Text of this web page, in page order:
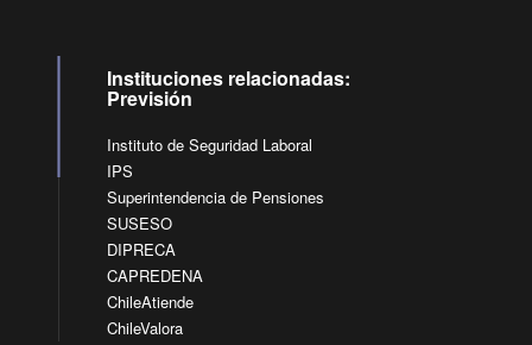
Instituciones relacionadas:
Previsión
Instituto de Seguridad Laboral
IPS
Superintendencia de Pensiones
SUSESO
DIPRECA
CAPREDENA
ChileAtiende
ChileValora